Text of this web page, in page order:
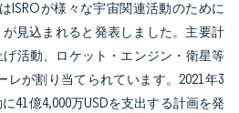
ISROが様々な宇宙関連活動のために
見込まれると発表しました。主要計
活動、ロケット・エンジン・衛星等
レが割り当てられています。2021年3
41億4,000万USDを支出する計画を発